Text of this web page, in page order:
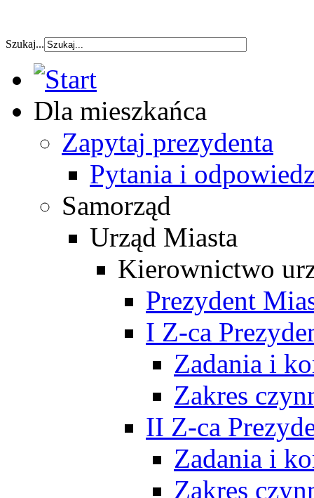
szybka pozyczka
Szukaj...
Dla mieszkańca
Zapytaj prezydenta
Pytania i
Samorząd
Urząd Miasta
Kierownictwo
Prezydent
I Z-ca
Zadania i
Zakres
II Z-ca
Zadania i
Zakres